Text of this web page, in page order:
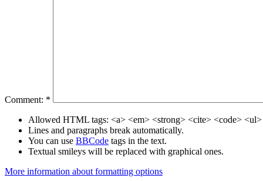
Comment: *
Allowed HTML tags: <a> <em> <strong> <cite> <code>
Lines and paragraphs break automatically.
You can use BBCode tags in the text.
Textual smileys will be replaced with graphical ones.
More information about formatting options